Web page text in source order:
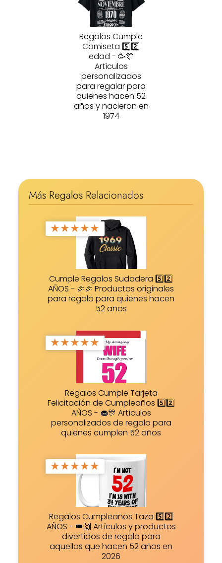
Regalos Cumple
Camiseta 5️⃣2️⃣
edad - 🥳🎊
Artículos
personalizados
para regalar para
quienes hacen 52
años y nacieron en
1974
Más Regalos Relacionados
★★★★★
Cumple Regalos Sudadera 5️⃣2️⃣
AÑOS - 🎉🎉 Productos originales
para regalo para quienes hacen
52 años
★★★★★
Regalos Cumple Tarjeta
Felicitación de Cumpleaños 5️⃣2️⃣
AÑOS - 🧁🎊 Artículos
personalizados de regalo para
quienes cumplen 52 años
★★★★★
Regalos Cumpleaños Taza 5️⃣2️⃣
AÑOS - 👑🙌 Artículos y productos
divertidos de regalo para
aquellos que hacen 52 años en
2026